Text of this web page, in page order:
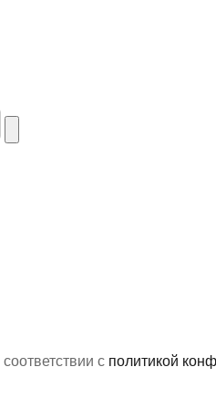
с политикой